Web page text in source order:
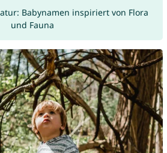
Babynamen inspiriert von Flora
und Fauna